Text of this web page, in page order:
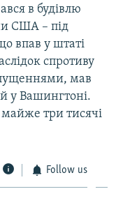
в будівлю
США – під
впав у штаті
спротиву
мав
у Вашингтоні.
майже три тисячі
Follow us